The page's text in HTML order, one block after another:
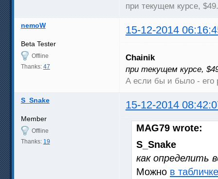
при текущем курсе,
nemoW 15-12-2014
Beta Tester
Offline
Thanks: 47
Chainik
при текущем курсе,
А если бы и было - его
S_Snake 15-12-2014
Member
Offline
Thanks: 19
MAG79 wrote:
S_Snake
как определить
Можно в